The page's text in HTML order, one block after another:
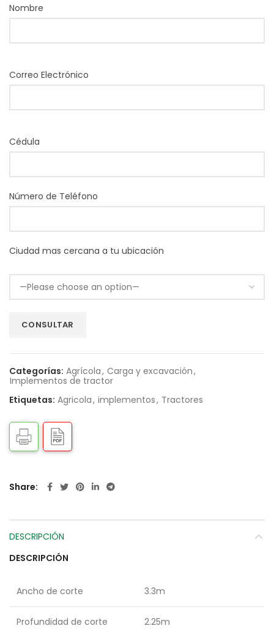
Nombre
Correo Electrónico
Cédula
Número de Teléfono
Ciudad mas cercana a tu ubicación
Categorías: Agrícola, Carga y excavación,
Implementos de tractor
Etiquetas: Agricola, implementos, Tractores
Share
DESCRIPCIÓN
DESCRIPCIÓN
Ancho de corte 3.3m
Profundidad de corte 2.25m